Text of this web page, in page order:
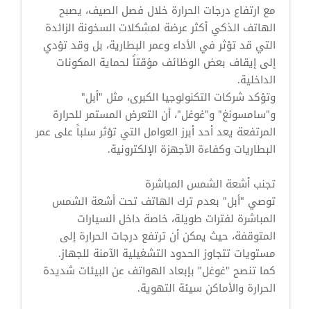
مع ارتفاع درجات الحرارة خلال فصل الصيف، يصبح
الهاتف الذكي أكثر عرضة لمشكلات السخونة الزائدة
التي قد تؤثر في الأداء وعمر البطارية، بل وقد تؤدي
إلى إيقاف بعض الوظائف مؤقتاً لحماية المكونات
الداخلية.
وتؤكد شركات التكنولوجيا الكبرى، مثل "أبل"
و"سامسونغ" و"غوغل"، أن التعرض المستمر للحرارة
المرتفعة يعد أحد أبرز العوامل التي تؤثر سلباً على عمر
البطاريات وكفاءة الأجهزة الإلكترونية.
تجنب أشعة الشمس المباشرة
توصي "أبل" بعدم ترك الهاتف تحت أشعة الشمس
المباشرة لفترات طويلة، خاصة داخل السيارات
المتوقفة، حيث يمكن أن ترتفع درجات الحرارة إلى
مستويات تتجاوز الحدود التشغيلية الآمنة للجهاز.
كما تنصح "غوغل" بإبعاد الهواتف عن البيئات شديدة
الحرارة والأماكن سيئة التهوية.